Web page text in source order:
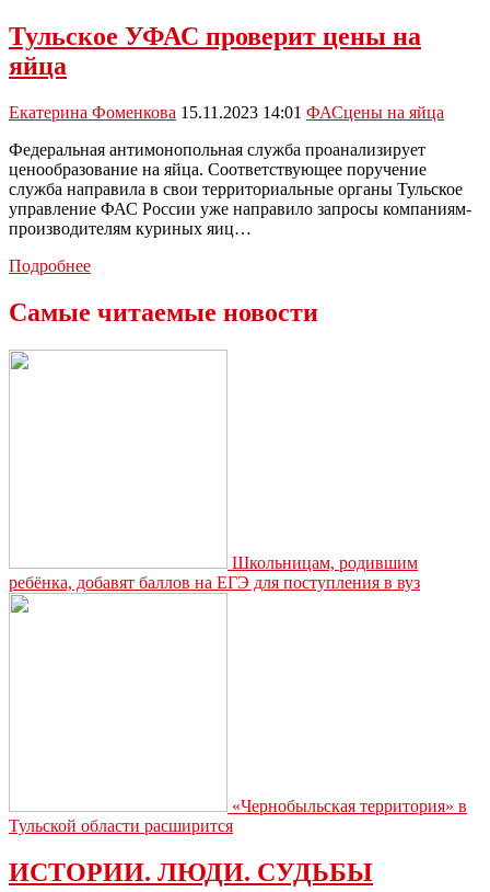
яйца
стабилизируются
после
Нового
года»
Тульское УФАС проверит цены на
яйца
Екатерина Фоменкова 15.11.2023 14:01 ФАСцены на яйца
Федеральная антимонопольная служба проанализирует
ценообразование на яйца. Соответствующее поручение
служба направила в свои территориальные органы Тульское
управление ФАС России уже направило запросы компаниям-
производителям куриных яиц…
ПодробнееТульское
цены
Самые читаемые новости
Школьницам, родившим
ребёнка, добавят баллов на ЕГЭ для поступления в вуз
«Чернобыльская территория» в
Тульской области расширится
ИСТОРИИ. ЛЮДИ. СУДЬБЫ